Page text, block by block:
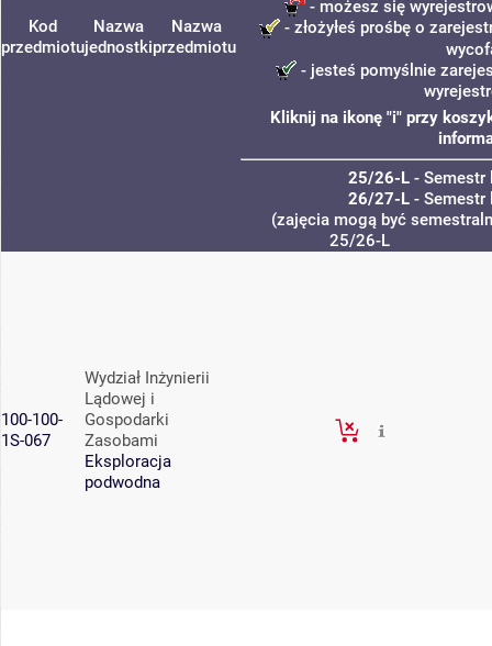
Kod
przedmiotu
Nazwa
jednostki
Nazwa
przedmiotu
- możesz się
- złożyłeś prośbę o
- jesteś pomyślnie
Kliknij na ikonę "i" przy
25/26-L- Semestr
26/27-L- Semestr
(zajęcia mogą być
25/26-L
100-100-
1S-067
Wydział Inżynierii
Lądowej i
Gospodarki
Zasobami
Eksploracja
podwodna